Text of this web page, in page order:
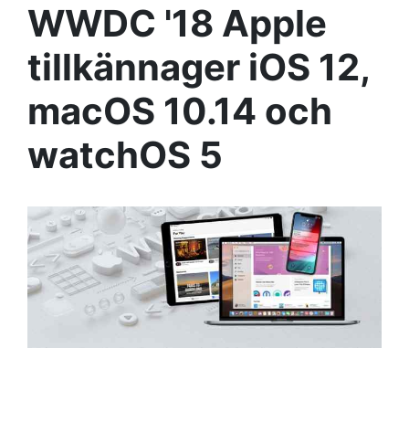
WWDC '18 Apple
tillkännager iOS 12,
macOS 10.14 och
watchOS 5